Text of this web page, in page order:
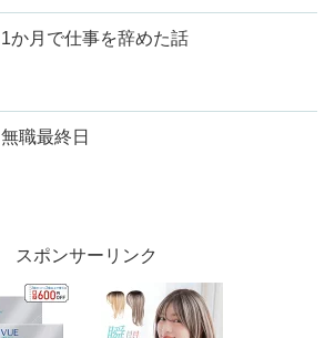
1か月で仕事を辞めた話
無職最終日
スポンサーリンク